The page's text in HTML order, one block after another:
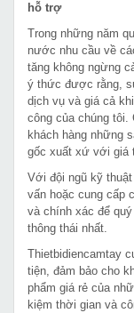
hỗ trợ
Trong những năm
nước nhu cầu về
tăng không ngừng
ý thức được rằng,
dịch vụ và giá cả
công của chúng tôi.
khách hàng những
gốc xuất xứ với giá
Với đội ngũ kỹ
vấn hoặc cung cấp
và chính xác để
thông thái nhất.
Thietbidiencamtay
tiện, đảm bảo cho
phẩm giá rẻ của
kiệm thời gian và